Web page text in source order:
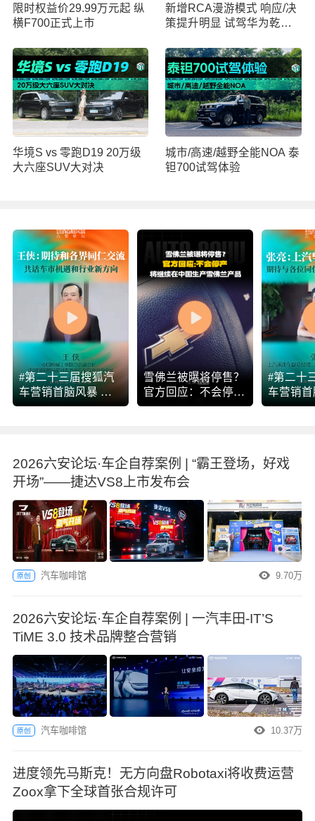
限时权益价29.99万元起 纵
横F700正式上市
新增RCA漫游模式 响应/决
策提升明显 试驾华为乾崑
华境S vs 零跑D19 20万级
大六座SUV大对决
城市/高速/越野全能NOA 泰
钽700试驾体验
#第二十三届搜狐汽
车营销首脑风暴 行
业大咖即将再次齐
指导单位，由搜狐汽
车主办的第二十三届
暴将正式启幕。中国
机械工业联合会副会
长、中国国际贸易促
进委员会汽车行业分
会会长王侠 送上预
祝寄语。
雪佛兰被曝将停售？
官方回应：不会停产
将继续在中国生产雪
#第二十
车营销
业大咖
指导单
暴将正
乘用车
汽乘用
经理张
寄语。
2026六安论坛·车企自荐案例 | “霸王登场，好戏
开场”——捷达VS8上市发布会
原创 汽车咖啡馆 9.70万
2026六安论坛·车企自荐案例 | 一汽丰田-IT’S
TiME 3.0 技术品牌整合营销
原创 汽车咖啡馆 10.37万
进度领先马斯克！无方向盘Robotaxi将收费运营
Zoox拿下全球首张合规许可